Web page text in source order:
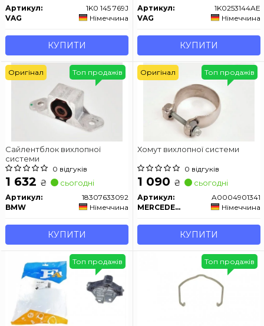
Артикул:
1K0 145 769J
VAG
Німеччина
КУПИТИ
Артикул:
1K0253144AE
VAG
Німеччина
КУПИТИ
Сайлентблок вихлопної
системи
0 відгуків
1 632 ₴ сьогодні
Артикул:
18307633092
BMW
Німеччина
КУПИТИ
Топ продажів
Оригінал
Хомут вихлопної системи
0 відгуків
1 090 ₴ сьогодні
Артикул:
A0004901341
MERCEDES-BENZ
Німеччина
КУПИТИ
Топ продажів
Оригінал
Топ продажів Топ продажів